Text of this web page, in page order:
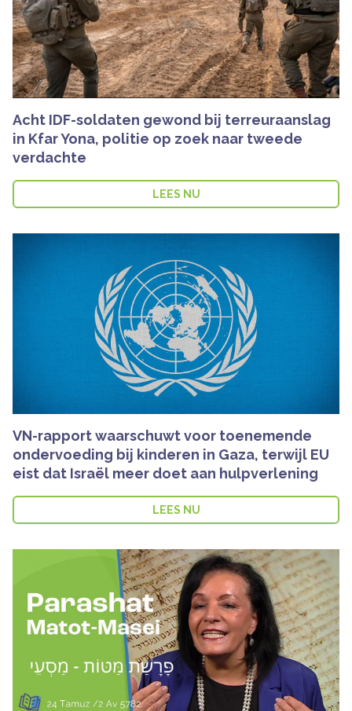
Acht IDF-soldaten gewond bij terreuraanslag
in Kfar Yona, politie op zoek naar tweede
verdachte
LEES NU
VN-rapport waarschuwt voor toenemende
ondervoeding bij kinderen in Gaza, terwijl EU
eist dat Israël meer doet aan hulpverlening
LEES NU